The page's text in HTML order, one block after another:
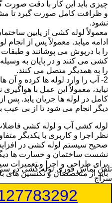
چیزی باید این کار با دقت صورت
و ظرافت کامل صورت گیرد تا
نشود.
معمولاً لوله کشی از پایین
ادامه میابد. معمولاً پس از
را با درپوش می پوشانند و
کشی می کنند و در پایان به
را به همدیگر متصل می کنند.
2- آب را وارد لوله ها کرده و
نیاید، معمولاً این عمل با
کامل در لوله ها جریان یابد. پس
دیگر انجام می شود تا از بی
لوله کشی آب و لوله کشی
نظر اجرا و کاربری با یکدیگر
صحیح سیستم لوله کشی در
نشست ساختمان و خسارت ها
برای طراحی و اجرا و تعمیرات
باید از متخصصان و تکنسین های
Date
تلفن تماس فوریلوله کشی در
سراج